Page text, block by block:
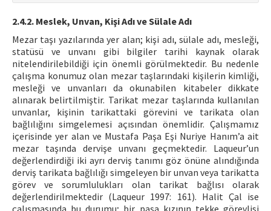
2.4.2. Meslek, Unvan, Kişi Adı ve Sülale Adı
Mezar taşı yazılarında yer alan; kişi adı, sülale adı, mesleği,
statüsü ve unvanı gibi bilgiler tarihi kaynak olarak
nitelendirilebildiği için önemli görülmektedir. Bu nedenle
çalışma konumuz olan mezar taşlarındaki kişilerin kimliği,
mesleği ve unvanları da okunabilen kitabeler dikkate
alınarak belirtilmiştir. Tarikat mezar taşlarında kullanılan
unvanlar, kişinin tarikattaki görevini ve tarikata olan
bağlılığını simgelemesi açısından önemlidir. Çalışmamız
içerisinde yer alan ve Mustafa Paşa Eşi Nuriye Hanım’a ait
mezar taşında dervişe unvanı geçmektedir. Laqueur’un
değerlendirdiği iki ayrı derviş tanımı göz önüne alındığında
derviş tarikata bağlılığı simgeleyen bir unvan veya tarikatta
görev ve sorumlulukları olan tarikat bağlısı olarak
değerlendirilmektedir (Laqueur 1997: 161). Halit Çal ise
çalışmasında bu durumu; bir paşa kızının tekke görevlisi